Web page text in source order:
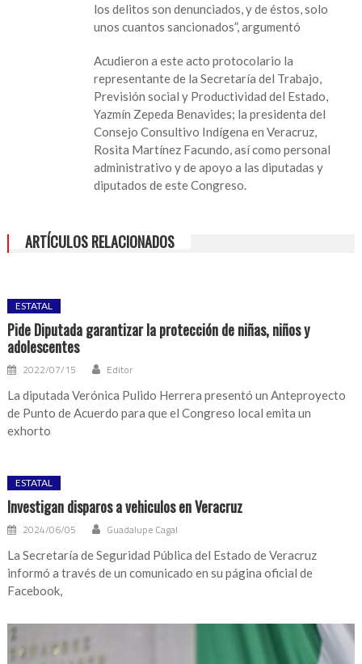
los delitos son denunciados, y de éstos, solo
unos cuantos sancionados”, argumentó
Acudieron a este acto protocolario la
representante de la Secretaría del Trabajo,
Previsión social y Productividad del Estado,
Yazmín Zepeda Benavides; la presidenta del
Consejo Consultivo Indígena en Veracruz,
Rosita Martínez Facundo, así como personal
administrativo y de apoyo a las diputadas y
diputados de este Congreso.
ARTÍCULOS RELACIONADOS
ESTATAL
Pide Diputada garantizar la protección de niñas, niños y
adolescentes
2022/07/15 Editor
La diputada Verónica Pulido Herrera presentó un Anteproyecto
de Punto de Acuerdo para que el Congreso local emita un
exhorto
ESTATAL
Investigan disparos a vehiculos en Veracruz
2024/06/05 Guadalupe Cagal
La Secretaría de Seguridad Pública del Estado de Veracruz
informó a través de un comunicado en su página oficial de
Facebook,